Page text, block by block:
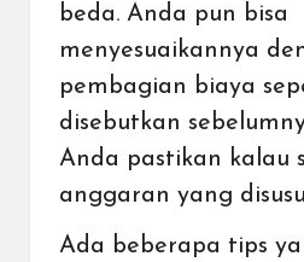
beda. Anda pun bisa
menyesuaikannya
pembagian biaya
disebutkan
Anda pastikan kalau
anggaran yang
Ada beberapa tips